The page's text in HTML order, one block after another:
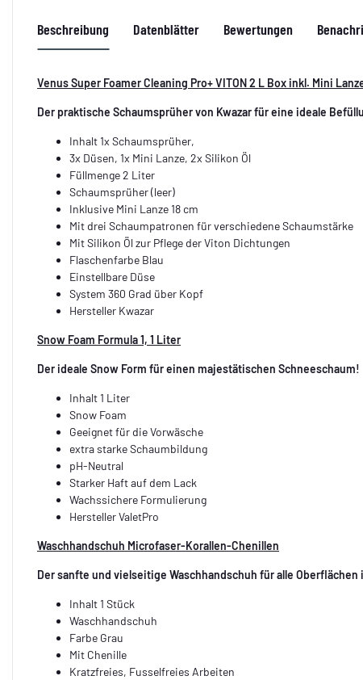
Beschreibung Datenblätter Bewertungen
Venus Super Foamer Cleaning Pro+ VITON 2 L Box inkl. Mini
Der praktische Schaumsprüher von Kwazar für eine ideale
Inhalt 1x Schaumsprüher,
3x Düsen, 1x Mini Lanze, 2x Silikon Öl
Füllmenge 2 Liter
Schaumsprüher (leer)
Inklusive Mini Lanze 18 cm
Mit drei Schaumpatronen für verschiedene Schaumstärke
Mit Silikon Öl zur Pflege der Viton Dichtungen
Flaschenfarbe Blau
Einstellbare Düse
System 360 Grad über Kopf
Hersteller Kwazar
Snow Foam Formula 1, 1 Liter
Der ideale Snow Form für einen majestätischen Schneeschaum!
Inhalt 1 Liter
Snow Foam
Geeignet für die Vorwäsche
extra starke Schaumbildung
pH-Neutral
Starker Haft auf dem Lack
Wachssichere Formulierung
Hersteller ValetPro
Waschhandschuh Microfaser-Korallen-Chenillen
Der sanfte und vielseitige Waschhandschuh für alle Oberflächen
Inhalt 1 Stück
Waschhandschuh
Farbe Grau
Mit Chenille
Kratzfreies, Fusselfreies Arbeiten